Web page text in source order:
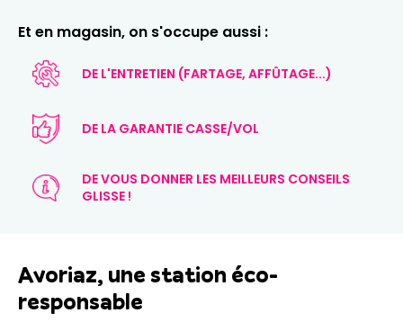
Et en magasin, on s'occupe aussi :
DE L'ENTRETIEN (FARTAGE, AFFÛTAGE...)
DE LA GARANTIE CASSE/VOL
DE VOUS DONNER LES MEILLEURS CONSEILS
GLISSE !
Avoriaz, une station éco-
responsable